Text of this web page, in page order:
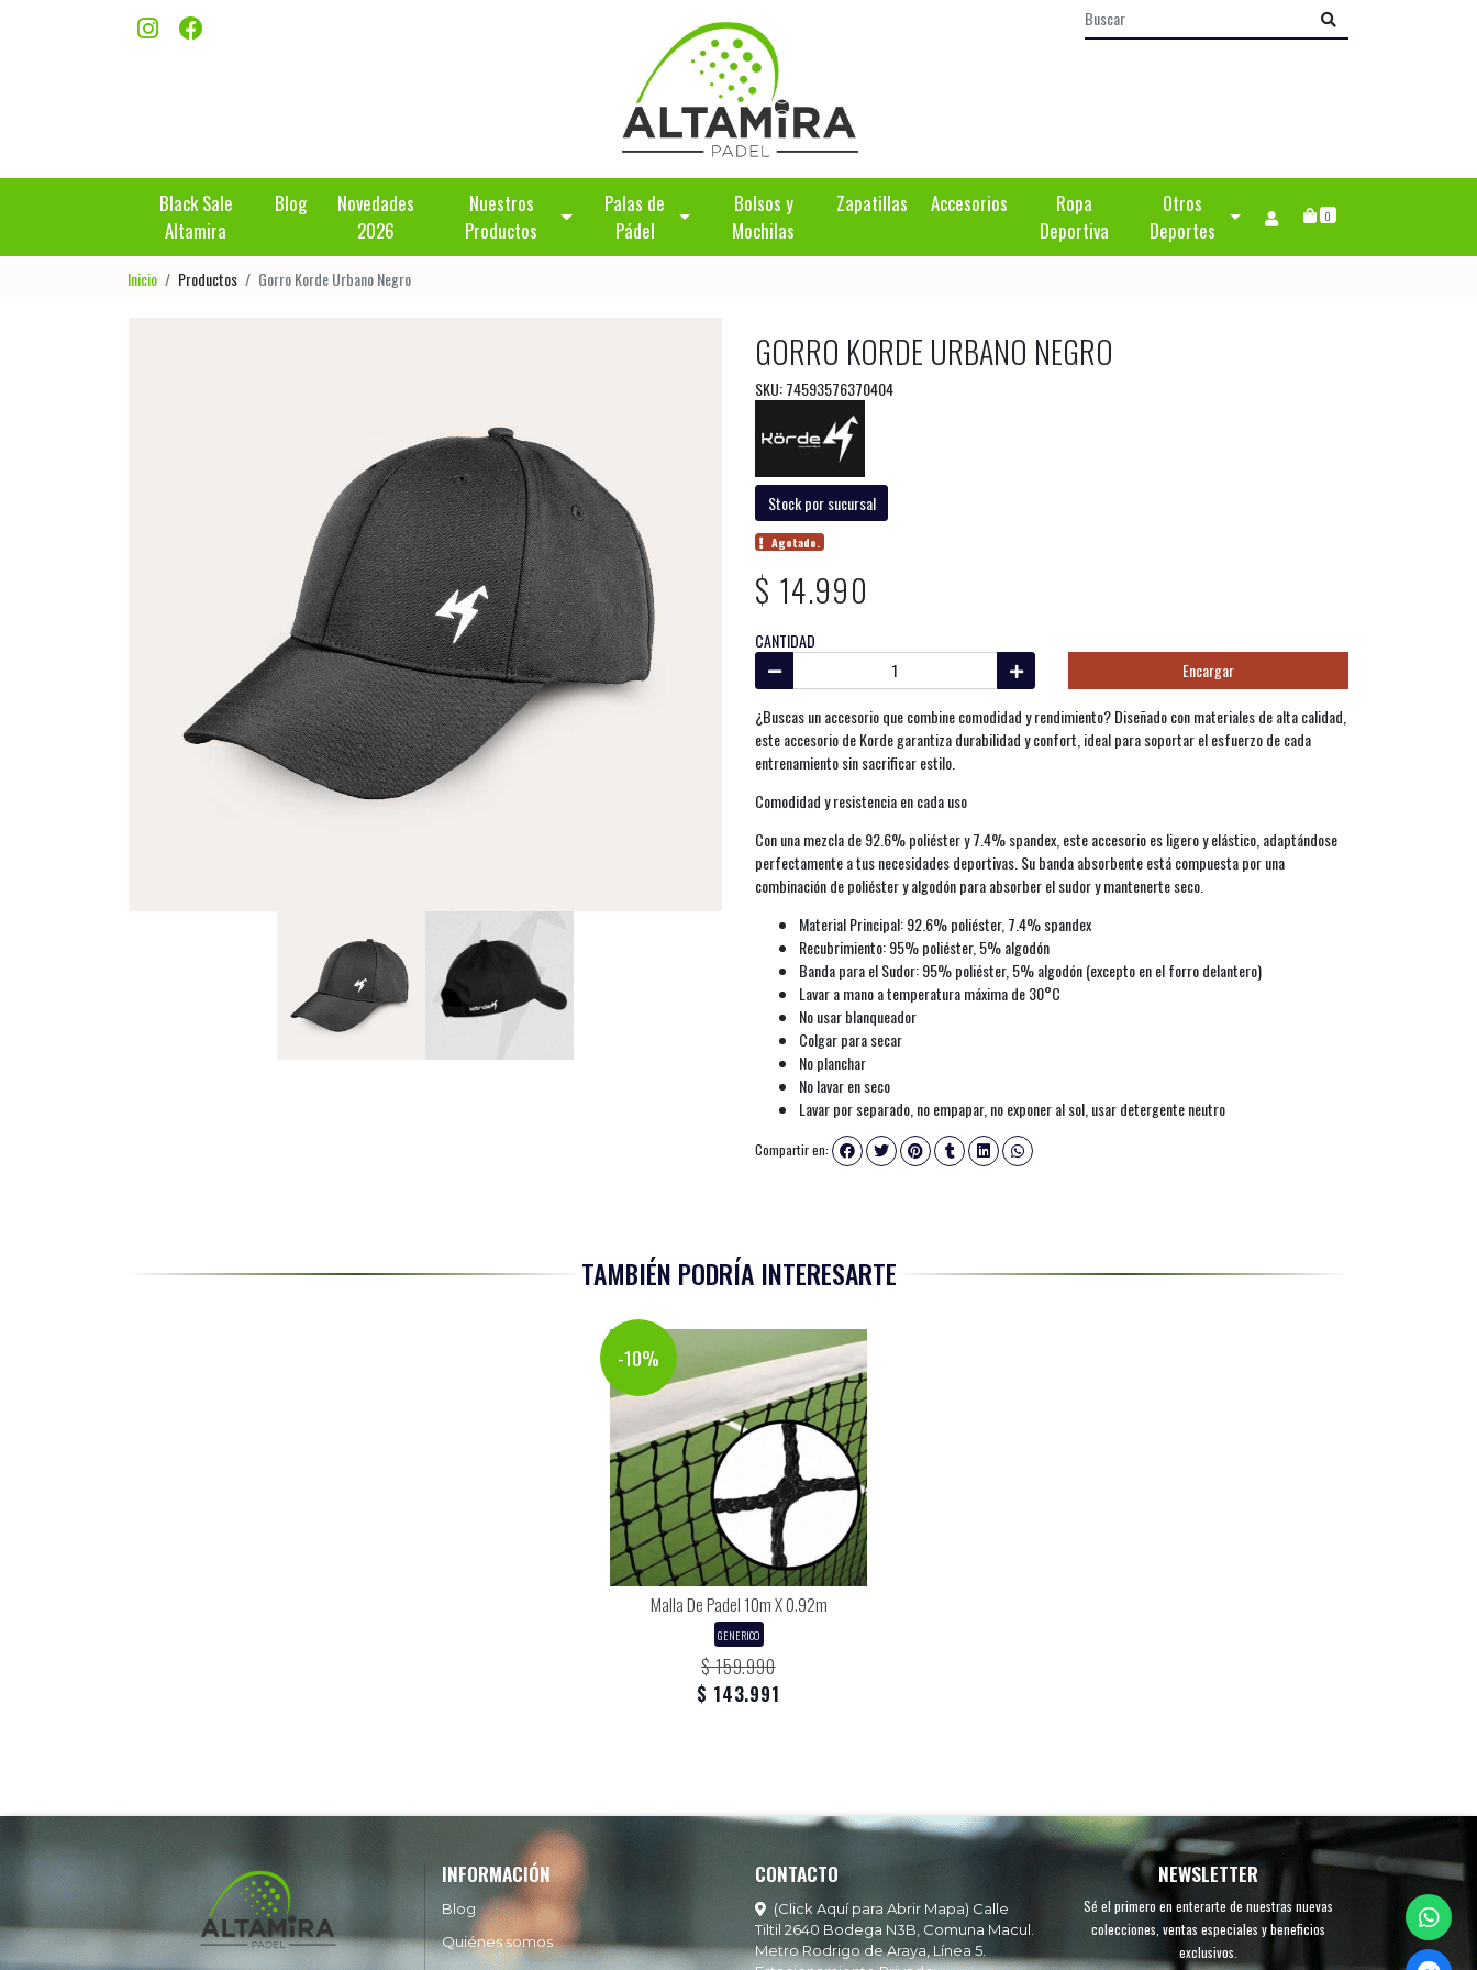
Black Sale
Altamira
Blog
Novedades
2026
Nuestros
Productos
Palas de
Pádel
Bolsos y
Mochilas
Zapatillas Accesorios
Ropa
Deportiva
Otros
Deportes
0
Inicio Productos Gorro Korde Urbano Negro
GORRO KORDE URBANO NEGRO
SKU: 74593576370404
Stock por sucursal
Agotado.
$ 14.990
CANTIDAD
Encargar
¿Buscas un accesorio que combine comodidad y rendimiento? Diseñado con materiales de alta calidad,
este accesorio de Korde garantiza durabilidad y confort, ideal para soportar el esfuerzo de cada
entrenamiento sin sacrificar estilo.
Comodidad y resistencia en cada uso
Con una mezcla de 92.6% poliéster y 7.4% spandex, este accesorio es ligero y elástico, adaptándose
perfectamente a tus necesidades deportivas. Su banda absorbente está compuesta por una
combinación de poliéster y algodón para absorber el sudor y mantenerte seco.
Material Principal: 92.6% poliéster, 7.4% spandex
Recubrimiento: 95% poliéster, 5% algodón
Banda para el Sudor: 95% poliéster, 5% algodón (excepto en el forro delantero)
Lavar a mano a temperatura máxima de 30°C
No usar blanqueador
Colgar para secar
No planchar
No lavar en seco
Lavar por separado, no empapar, no exponer al sol, usar detergente neutro
Compartir en:
TAMBIÉN PODRÍA INTERESARTE
-10%
Malla De Padel 10m X 0.92m
GENERICO
$ 159.990
$ 143.991
INFORMACIÓN
Blog
Quiénes somos
CONTACTO
(Click Aquí para Abrir Mapa) Calle
Tiltil 2640 Bodega N3B, Comuna Macul.
Metro Rodrigo de Araya, Línea 5.
NEWSLETTER
Sé el primero en enterarte de nuestras nuevas
colecciones, ventas especiales y beneficios
exclusivos.